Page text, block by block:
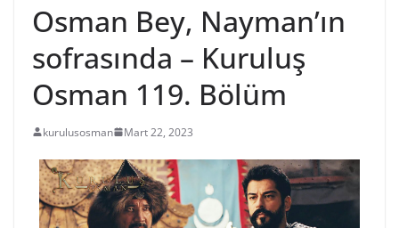
Osman Bey, Nayman’ın
sofrasında – Kuruluş
Osman 119. Bölüm
kurulusosman Mart 22, 2023